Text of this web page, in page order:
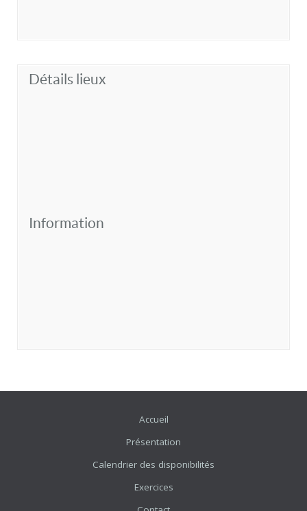
Détails lieux
Information
Accueil
Présentation
Calendrier des disponibilités
Exercices